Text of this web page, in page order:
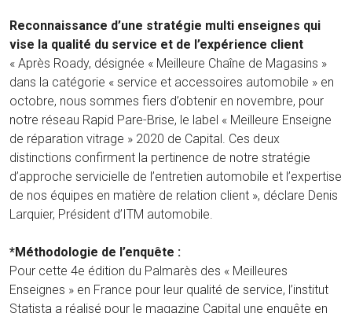
Reconnaissance d’une stratégie multi enseignes qui
vise la qualité du service et de l’expérience client
« Après Roady, désignée « Meilleure Chaîne de Magasins »
dans la catégorie « service et accessoires automobile » en
octobre, nous sommes fiers d’obtenir en novembre, pour
notre réseau Rapid Pare-Brise, le label « Meilleure Enseigne
de réparation vitrage » 2020 de Capital. Ces deux
distinctions confirment la pertinence de notre stratégie
d’approche servicielle de l’entretien automobile et l’expertise
de nos équipes en matière de relation client », déclare Denis
Larquier, Président d’ITM automobile.
*Méthodologie de l’enquête :
Pour cette 4e édition du Palmarès des « Meilleures
Enseignes » en France pour leur qualité de service, l’institut
Statista a réalisé pour le magazine Capital une enquête en